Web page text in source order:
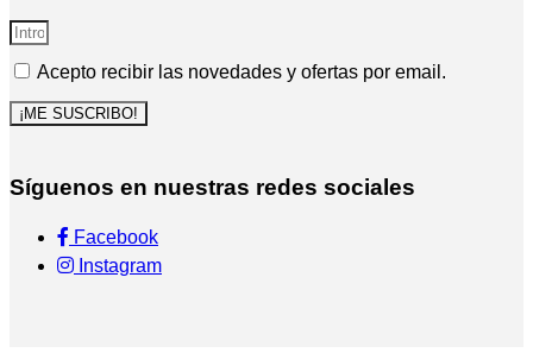
Acepto recibir las novedades y ofertas por email.
¡ME SUSCRIBO!
Síguenos en nuestras redes sociales
Facebook
Instagram